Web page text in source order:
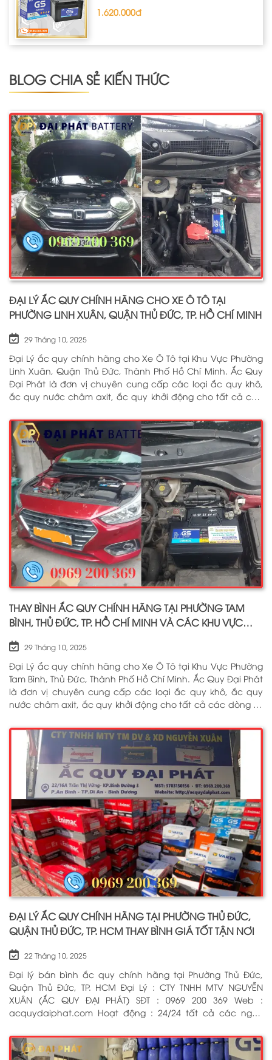
1.620.000đ
BLOG CHIA SẺ KIẾN THỨC
ĐẠI LÝ ẮC QUY CHÍNH HÃNG CHO XE Ô TÔ TẠI
PHƯỜNG LINH XUÂN, QUẬN THỦ ĐỨC, TP. HỒ CHÍ MINH
29 Tháng 10, 2025
Đại Lý ắc quy chính hãng cho Xe Ô Tô tại Khu Vực Phường
Linh Xuân, Quận Thủ Đức, Thành Phố Hồ Chí Minh. Ắc Quy
Đại Phát là đơn vị chuyên cung cấp các loại ắc quy khô,
ắc quy nước châm axit, ắc quy khởi động cho tất cả các
dân dụng từ các thương hiệu như: GS, ĐỒNG NAI, VARTA,
DELKOR, SOLITE, ENIMAC, BOSCH, ROCKET. Tell: 0969 200 369
THAY BÌNH ẮC QUY CHÍNH HÃNG TẠI PHƯỜNG TAM
BÌNH, THỦ ĐỨC, TP. HỒ CHÍ MINH VÀ CÁC KHU VỰC
29 Tháng 10, 2025
Đại Lý ắc quy chính hãng cho Xe Ô Tô tại Khu Vực Phường
Tam Bình, Thủ Đức, Thành Phố Hồ Chí Minh. Ắc Quy Đại Phát
là đơn vị chuyên cung cấp các loại ắc quy khô, ắc quy
nước châm axit, ắc quy khởi động cho tất cả các dòng xe
từ các thương hiệu như: GS, ĐỒNG NAI, VARTA, DELKOR,
SOLITE, ENIMAC, BOSCH, ROCKET. Tell: 0969 200 369
ĐẠI LÝ ẮC QUY CHÍNH HÃNG TẠI PHƯỜNG THỦ ĐỨC,
QUẬN THỦ ĐỨC, TP. HCM THAY BÌNH GIÁ TỐT TẬN NƠI
22 Tháng 10, 2025
Đại lý bán bình ắc quy chính hãng tại Phường Thủ Đức,
Quận Thủ Đức, TP. HCM Đại Lý : CTY TNHH MTV NGUYỄN
XUÂN (ẮC QUY ĐẠI PHÁT) SĐT : 0969 200 369 Web :
acquydaiphat.com Hoạt động : 24/24 tất cả các ngày
cho xe ô tô, xe máy, xe tải, cứu hộ ắc quy tận nơi 24/7 BẤM
ĐỂ GỌI NGAY CHO CHÚNG TÔI: 0969 200 369